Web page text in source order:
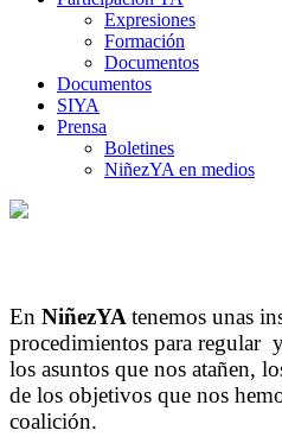
Expresiones
Formación
Documentos
Documentos
SIYA
Prensa
Boletines
NiñezYA en medios
NiñezYA - Sociedad Civil por la
Adolescencia/Gobernanza
En NiñezYA tenemos unas
procedimientos para regular
los asuntos que nos atañen,
de los objetivos que nos
coalición.